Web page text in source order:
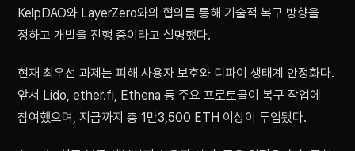
KelpDAO와 LayerZero와의 협의를 통해 기술적 복구 방향을
정하고 개발을 진행 중이라고 설명했다.
현재 최우선 과제는 피해 사용자 보호와 디파이 생태계 안정화다.
앞서 Lido, ether.fi, Ethena 등 주요 프로토콜이 복구 작업에
참여했으며, 지금까지 총 1만3,500 ETH 이상이 투입됐다.